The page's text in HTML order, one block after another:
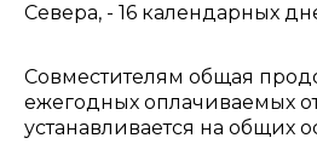
Севера, - 16 календарных
Совместителям общая
ежегодных оплачиваемых
устанавливается на общих